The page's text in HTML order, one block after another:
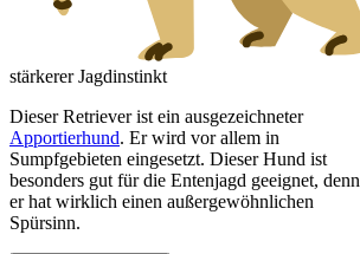
stärkerer Jagdinstinkt
Dieser Retriever ist ein ausgezeichneter
Apportierhund. Er wird vor allem in
Sumpfgebieten eingesetzt. Dieser Hund ist
besonders gut für die Entenjagd geeignet, denn
er hat wirklich einen außergewöhnlichen
Spürsinn.